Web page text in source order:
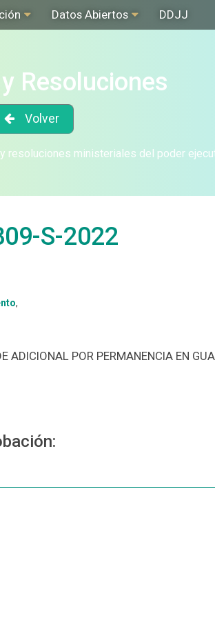
Datos Abiertos DDJJ
Resoluciones
Volver
resoluciones ministeriales del poder
S-2022
,
ADICIONAL POR PERMANENCIA EN